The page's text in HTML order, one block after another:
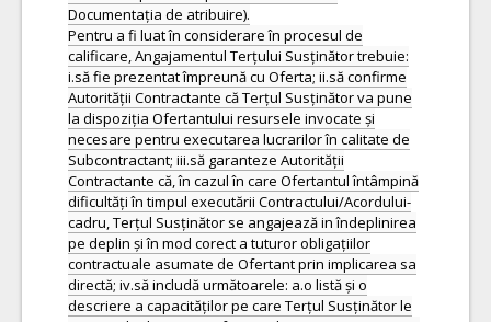
Documentația de atribuire).
Pentru a fi luat în considerare în procesul de
calificare, Angajamentul Terțului Susținător trebuie:
i.să fie prezentat împreună cu Oferta; ii.să confirme
Autorității Contractante că Terțul Susținător va pune
la dispoziția Ofertantului resursele invocate și
necesare pentru executarea lucrarilor în calitate de
Subcontractant; iii.să garanteze Autorității
Contractante că, în cazul în care Ofertantul întâmpină
dificultăți în timpul executării Contractului/Acordului-
cadru, Terțul Susținător se angajează in îndeplinirea
pe deplin și în mod corect a tuturor obligațiilor
contractuale asumate de Ofertant prin implicarea sa
directă; iv.să includă următoarele: a.o listă și o
descriere a capacităților pe care Terțul Susținător le